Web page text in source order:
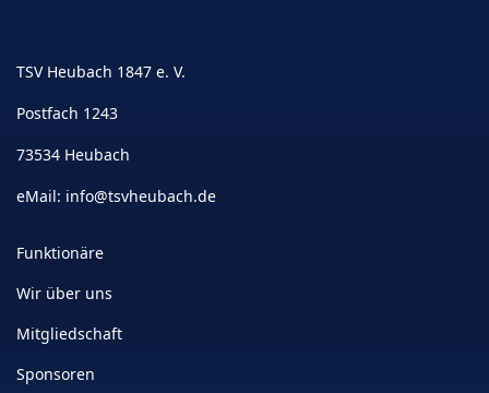
TSV Heubach 1847 e. V.
Postfach 1243
73534 Heubach
eMail: info@tsvheubach.de
Funktionäre
Wir über uns
Mitgliedschaft
Sponsoren